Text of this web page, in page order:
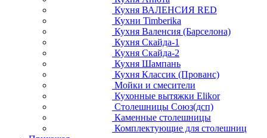
Кухня ВАЛЕНСИЯ RED
Кухни Timberika
Кухня Валенсия (Барселона)
Кухня Скайда-1
Кухня Скайда-2
Кухня Шампань
Кухня Классик (Прованс)
Мойки и смесители
Кухонные вытяжки Elikor
Столешницы Союз(дсп)
Каменные столешницы
Комплектующие для столешниц